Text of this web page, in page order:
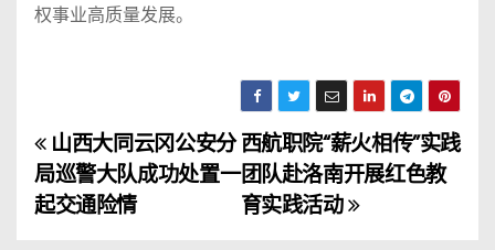
权事业高质量发展。
文
章
西航职院“薪火相传”实践
团队赴洛南开展红色教
育实践活动
山西大同云冈公安分
局巡警大队成功处置一
起交通险情